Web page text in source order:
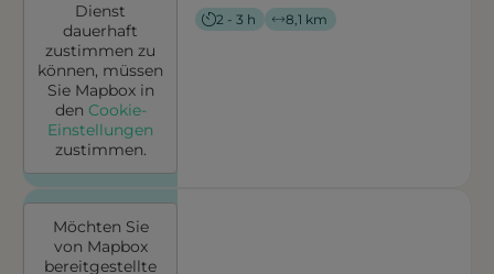
Dienst
dauerhaft
zustimmen zu
können, müssen
Sie Mapboxin
den Cookie-
Einstellungen
zustimmen.
2 - 3 h 8,1 km
Möchten Sie
von Mapbox
bereitgestellte